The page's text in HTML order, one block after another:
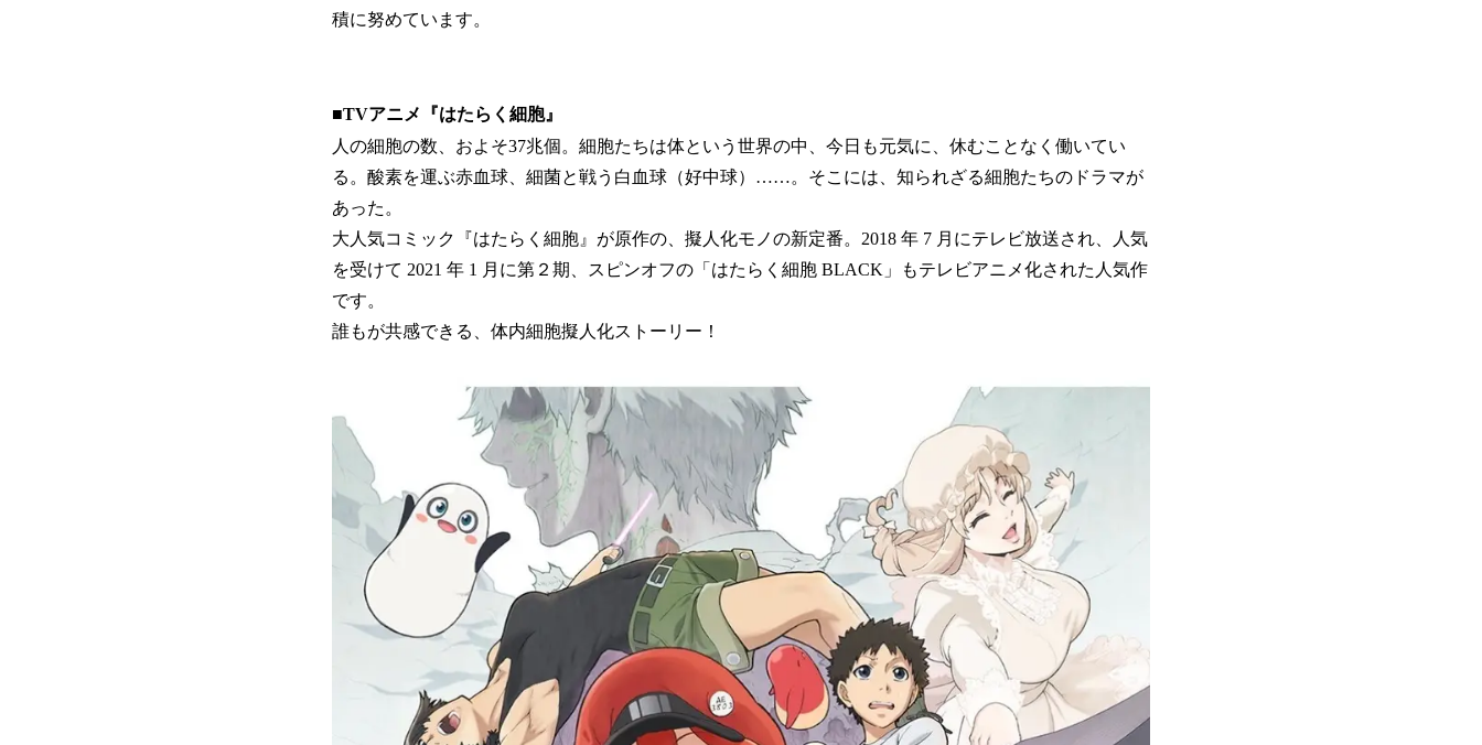
積に努めています。
■TVアニメ『はたらく細胞』
人の細胞の数、およそ37兆個。細胞たちは体という世界の中、今日も元気に、休むことなく働いてい
る。酸素を運ぶ赤血球、細菌と戦う白血球（好中球）……。そこには、知られざる細胞たちのドラマが
あった。
大人気コミック『はたらく細胞』が原作の、擬人化モノの新定番。2018 年 7 月にテレビ放送され、人気
を受けて 2021 年 1 月に第２期、スピンオフの「はたらく細胞 BLACK」もテレビアニメ化された人気作
です。
誰もが共感できる、体内細胞擬人化ストーリー！